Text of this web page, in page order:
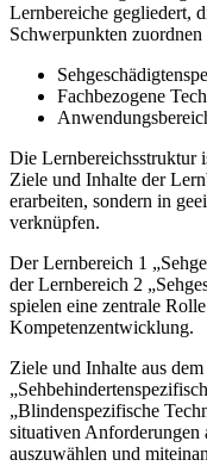
Lernbereiche gegliedert,
Schwerpunkten zuordnen
Fachbezogene
Die Lernbereichsstruktur
Ziele und Inhalte der
erarbeiten, sondern in
verknüpfen.
Der Lernbereich 1
der Lernbereich 2
spielen eine zentrale
Kompetenzentwicklung.
Ziele und Inhalte aus
„Blindenspezifische
situativen Anforderungen
auszuwählen und